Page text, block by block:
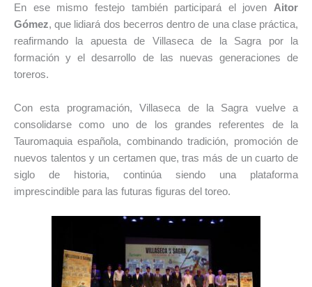
En ese mismo festejo también participará el joven Aitor
Gómez, que lidiará dos becerros dentro de una clase práctica,
reafirmando la apuesta de Villaseca de la Sagra por la
formación y el desarrollo de las nuevas generaciones de
toreros.
Con esta programación, Villaseca de la Sagra vuelve a
consolidarse como uno de los grandes referentes de la
Tauromaquia española, combinando tradición, promoción de
nuevos talentos y un certamen que, tras más de un cuarto de
siglo de historia, continúa siendo una plataforma
imprescindible para las futuras figuras del toreo.